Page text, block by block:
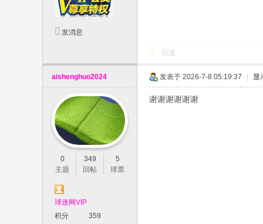
发消息
回复
aishenghuo2024
0
主题
349
回帖
5
球票
球迷网VIP
积分
359
发表于 2026-7-8 05:19:37 显
谢谢谢谢谢谢